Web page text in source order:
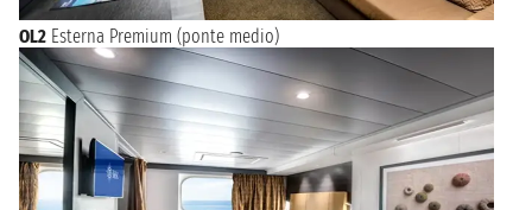
OL2 Esterna Premium (ponte medio)